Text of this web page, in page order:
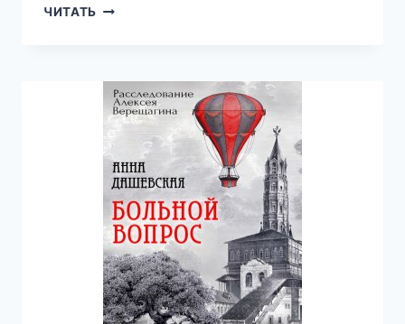
ЧИТАТЬ КАК
ХОЗЯИНА
НЕЧИСТИ